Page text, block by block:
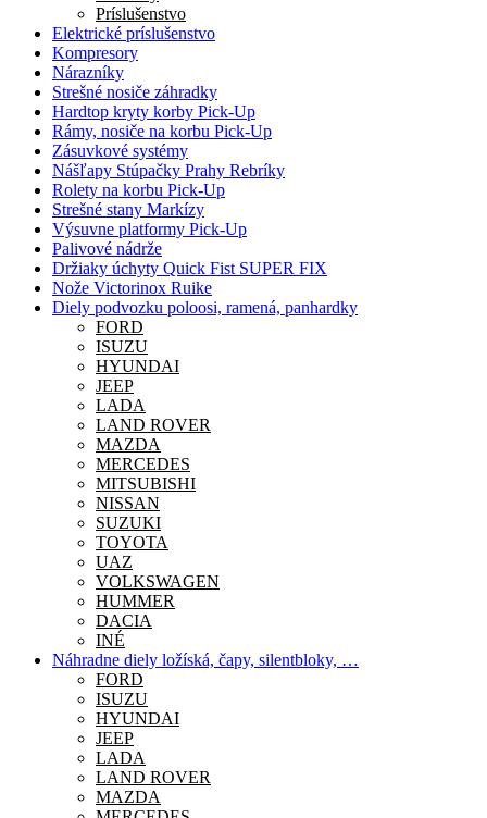
Príslušenstvo
Elektrické príslušenstvo
Kompresory
Nárazníky
Strešné nosiče záhradky
Hardtop kryty korby Pick-Up
Rámy, nosiče na korbu Pick-Up
Zásuvkové systémy
Nášľapy Stúpačky Prahy Rebríky
Rolety na korbu Pick-Up
Strešné stany Markízy
Výsuvne platformy Pick-Up
Palivové nádrže
Držiaky úchyty Quick Fist SUPER FIX
Nože Victorinox Ruike
Diely podvozku poloosi, ramená, panhardky
FORD
ISUZU
HYUNDAI
JEEP
LADA
LAND ROVER
MAZDA
MERCEDES
MITSUBISHI
NISSAN
SUZUKI
TOYOTA
UAZ
VOLKSWAGEN
HUMMER
DACIA
INÉ
Náhradne diely ložíská, čapy, silentbloky, …
FORD
ISUZU
HYUNDAI
JEEP
LADA
LAND ROVER
MAZDA